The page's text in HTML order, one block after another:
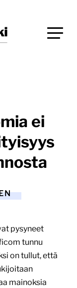
ei
pysyneet
tunnu
on tullut, että
mainoksia